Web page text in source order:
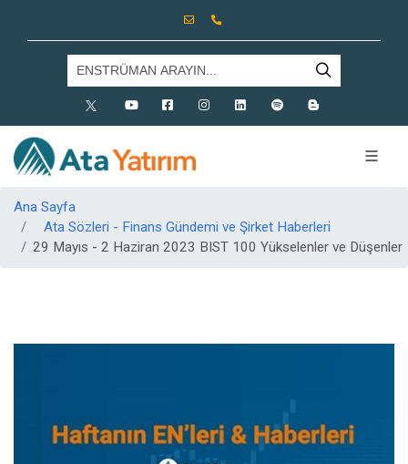
X Youtube FacebookInstagramLinkedinSpotify
Ana Sayfa
Ata Sözleri - Finans Gündemi ve Şirket Haberleri
29 Mayıs - 2 Haziran 2023 BIST 100 Yükselenler ve Düşenler